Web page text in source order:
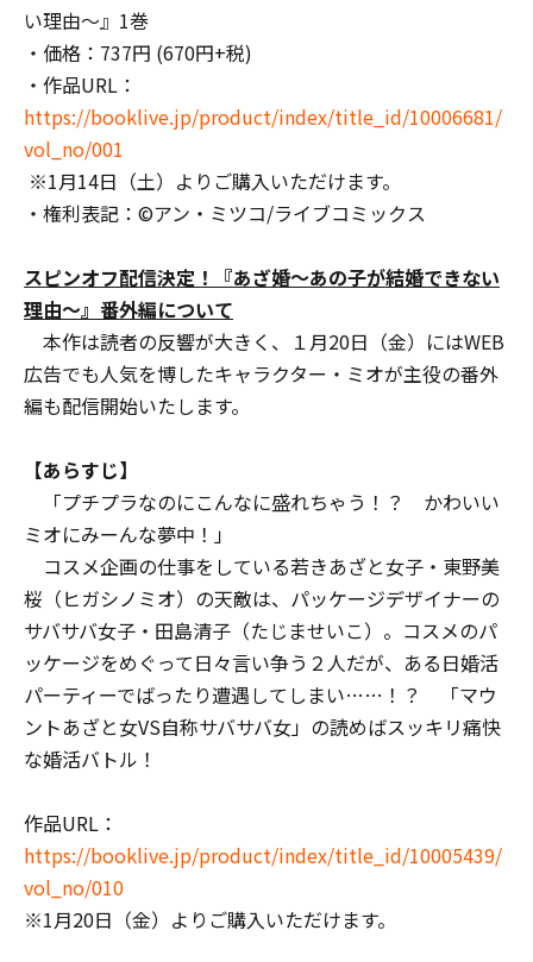
い理由～』1巻
・価格：737円 (670円+税)
・作品URL：
https://booklive.jp/product/index/title_id/10006681/
vol_no/001
※1月14日（土）よりご購入いただけます。
・権利表記：©アン・ミツコ/ライブコミックス
スピンオフ配信決定！『あざ婚～あの子が結婚できない
理由～』番外編について
本作は読者の反響が大きく、１月20日（金）にはWEB
広告でも人気を博したキャラクター・ミオが主役の番外
編も配信開始いたします。
【あらすじ】
「プチプラなのにこんなに盛れちゃう！？ かわいい
ミオにみーんな夢中！」
コスメ企画の仕事をしている若きあざと女子・東野美
桜（ヒガシノミオ）の天敵は、パッケージデザイナーの
サバサバ女子・田島清子（たじませいこ）。コスメのパ
ッケージをめぐって日々言い争う２人だが、ある日婚活
パーティーでばったり遭遇してしまい……！？ 「マウ
ントあざと女VS自称サバサバ女」の読めばスッキリ痛快
な婚活バトル！
作品URL：
https://booklive.jp/product/index/title_id/10005439/
vol_no/010
※1月20日（金）よりご購入いただけます。